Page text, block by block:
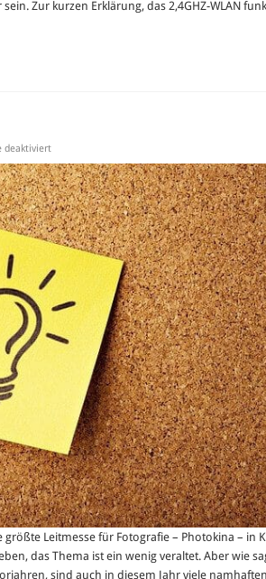
Zur kurzen Erklärung, das 2,4GHZ-WLAN
deaktiviertfür
2014
größte Leitmesse für Fotografie – Photokina – in
das Thema ist ein wenig veraltet. Aber wie
sind auch in diesem Jahr viele